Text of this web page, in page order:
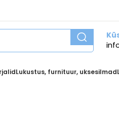
Lukustus, furnituur, uksesilmad